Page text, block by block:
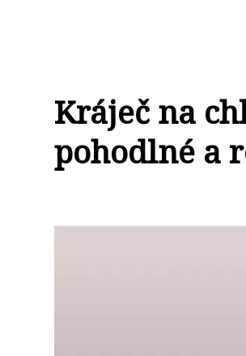
Kráječ na
pohodlné a